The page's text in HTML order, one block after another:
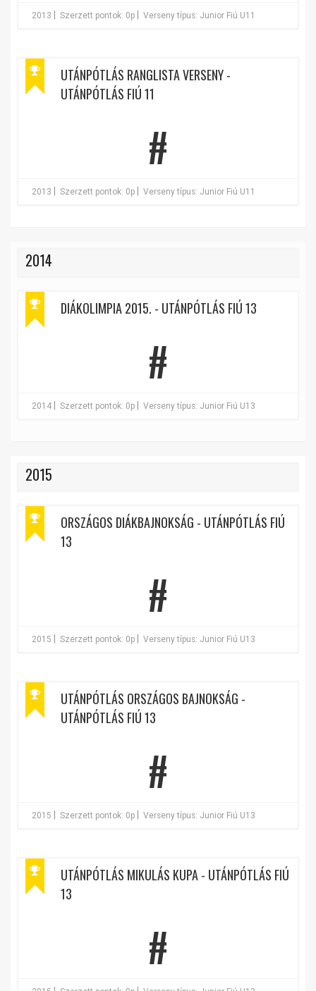
2013 Szerzett pontok: 0p Verseny típus: Junior Fiú U11
UTÁNPÓTLÁS RANGLISTA VERSENY -
UTÁNPÓTLÁS FIÚ 11
#
2013 Szerzett pontok: 0p Verseny típus: Junior Fiú U11
2014
DIÁKOLIMPIA 2015. - UTÁNPÓTLÁS FIÚ 13
#
2014 Szerzett pontok: 0p Verseny típus: Junior Fiú U13
2015
ORSZÁGOS DIÁKBAJNOKSÁG - UTÁNPÓTLÁS FIÚ
13
#
2015 Szerzett pontok: 0p Verseny típus: Junior Fiú U13
UTÁNPÓTLÁS ORSZÁGOS BAJNOKSÁG -
UTÁNPÓTLÁS FIÚ 13
#
2015 Szerzett pontok: 0p Verseny típus: Junior Fiú U13
UTÁNPÓTLÁS MIKULÁS KUPA - UTÁNPÓTLÁS FIÚ
13
#